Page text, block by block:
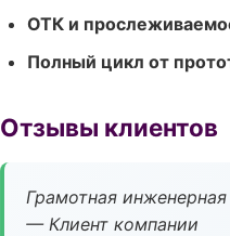
ОТК и
Полный цикл от
Отзывы клиентов
Грамотная
— Клиент компании